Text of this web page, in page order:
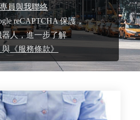
員與我聯絡
reCAPTCHA 保護，
器人，進一步了解
與 《服務條款》